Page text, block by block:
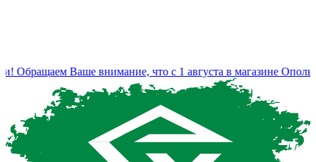
Обращаем Ваше внимание, что с 1 августа в магазине